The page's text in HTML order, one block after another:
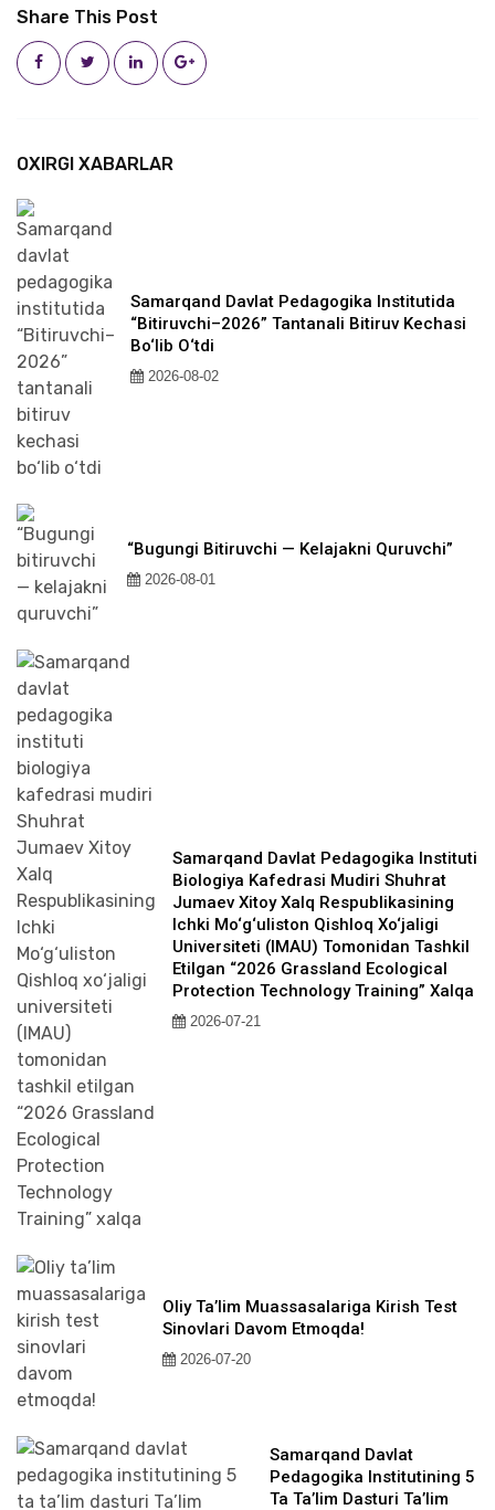
Share This Post
OXIRGI XABARLAR
Samarqand Davlat Pedagogika Institutida
“Bitiruvchi–2026” Tantanali Bitiruv Kechasi
Bo‘lib O‘tdi
2026-08-02
“Bugungi Bitiruvchi — Kelajakni Quruvchi”
2026-08-01
Samarqand Davlat Pedagogika Instituti
Biologiya Kafedrasi Mudiri Shuhrat
Jumaev Xitoy Xalq Respublikasining
Ichki Mo‘g‘uliston Qishloq Xo‘jaligi
Universiteti (IMAU) Tomonidan Tashkil
Etilgan “2026 Grassland Ecological
Protection Technology Training” Xalqa
2026-07-21
Oliy Ta’lim Muassasalariga Kirish Test
Sinovlari Davom Etmoqda!
2026-07-20
Samarqand Davlat
Pedagogika Institutining 5
Ta Ta’lim Dasturi Ta’lim